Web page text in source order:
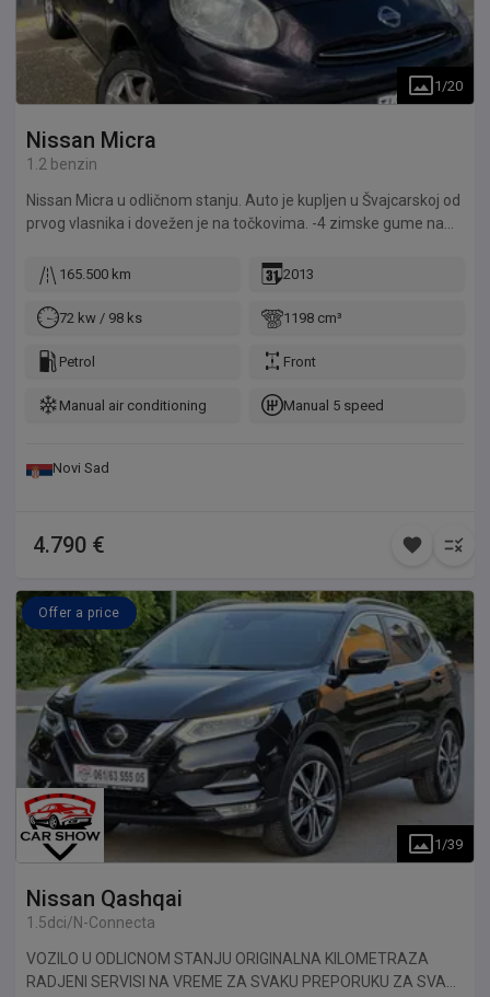
1 /20
Nissan Micra
1.2 benzin
Nissan Micra u odličnom stanju. Auto je kupljen u Švajcarskoj od
prvog vlasnika i dovežen je na točkovima. -4 zimske gume na
felnama.165.500 km 2013
72 kw / 98 ks 1198 cm³
Petrol Front
Manual air conditioning Manual 5 speed
Novi Sad
4.790 €
Offer a price
1 /39
Nissan Qashqai
1.5dci/N-Connecta
VOZILO U ODLICNOM STANJU ORIGINALNA KILOMETRAZA
RADJENI SERVISI NA VREME ZA SVAKU PREPORUKU ZA SVA